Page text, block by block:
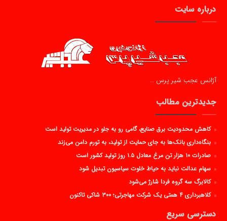
درباره سایت
آژانس عجب شیر پرس …
جدیدترین مطالب
کاهش محدودیت برق صنایع، گامی رو به جلو در مدیریت تولید است
بنگاه‌داری بانک‌ها به جای حمایت از تولید، به تورم دامن می‌زند
صادرات ۱۰ هزار تن مرغ معادل ۱.۵ روز تولید کشور است
سهام عدالت نباید به حیاط خلوت سیاسیون تبدیل شود
کالابرگ سه گروه فردا شارژ می‌شود
کلاهبرداری ۴ همتی یک شرکت مهاجرتی؛ ۳۰۰ شاکی تاکنون
دسترسی سریع